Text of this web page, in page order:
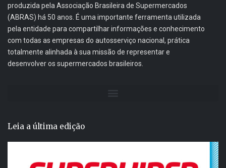
produzida pela Associação Brasileira de Supermercados
(ABRAS) há 50 anos. É uma importante ferramenta utilizada
pela entidade para compartilhar informações e conhecimento
com todas as empresas do autosserviço nacional, prática
totalmente alinhada à sua missão de representar e
desenvolver os supermercados brasileiros.
Leia a última edição